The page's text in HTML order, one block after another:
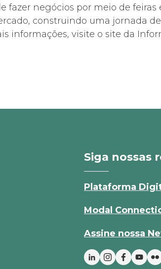
negócios por meio de feiras
construindo uma jornada
informações, visite o site da
Siga nossas
Plataforma
Modal
Assine nossa